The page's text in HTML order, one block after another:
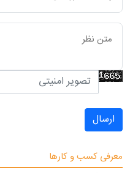
ارسال
معرفی کسب و کارها